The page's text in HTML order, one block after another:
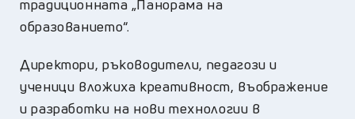
традиционната „Панорама на
образованието“.
Директори, ръководители, педагози и
ученици вложиха креативност, въображение
и разработки на нови технологии в